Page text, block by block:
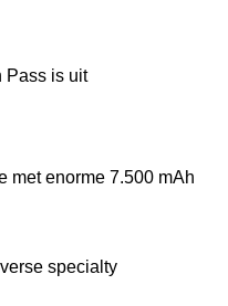
Pass is uit
met enorme 7.500 mAh
specialty